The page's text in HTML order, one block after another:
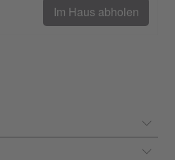
Im Haus abholen